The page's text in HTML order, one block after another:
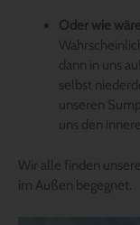
Oder wie
dann in uns
selbst
unseren
uns den
Wir alle finden
im Außen begegnet.